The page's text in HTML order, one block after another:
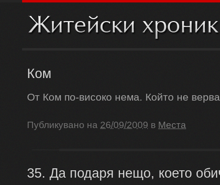
Ком
От Ком по-високо нема. Който не
Публикувано на 26/09/2009 в Места
35. Да подаря нещо, което